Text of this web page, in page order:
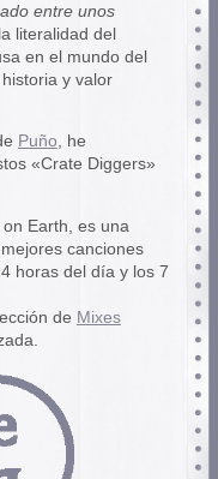
entre unos
literalidad del
en el mundo del
y valor
Puño, he
«Crate Diggers»
on Earth, es una
canciones
horas del día y los 7
de Mixes